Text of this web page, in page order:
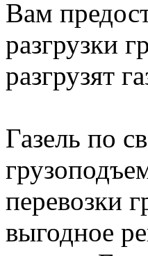
Вам
разгрузки
разгрузят
Газель по
перевозки
выгодное